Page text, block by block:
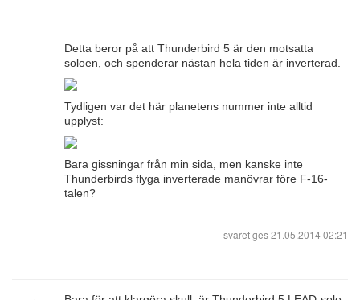
Detta beror på att Thunderbird 5 är den motsatta
soloen, och spenderar nästan hela tiden är inverterad.
Tydligen var det här planetens nummer inte alltid
upplyst:
Bara gissningar från min sida, men kanske inte
Thunderbirds flyga inverterade manövrar före F-16-
talen?
svaret ges21.05.2014 02:21